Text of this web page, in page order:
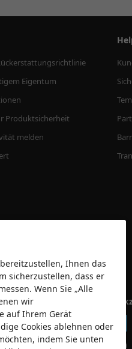
Eigentum
Produktsicherheit
melden
Wir
Ihnen das
sicherzustellen, dass er
Wenn Sie „Alle
wir
auf Ihrem Gerät
Cookies ablehnen oder
indem Sie unten